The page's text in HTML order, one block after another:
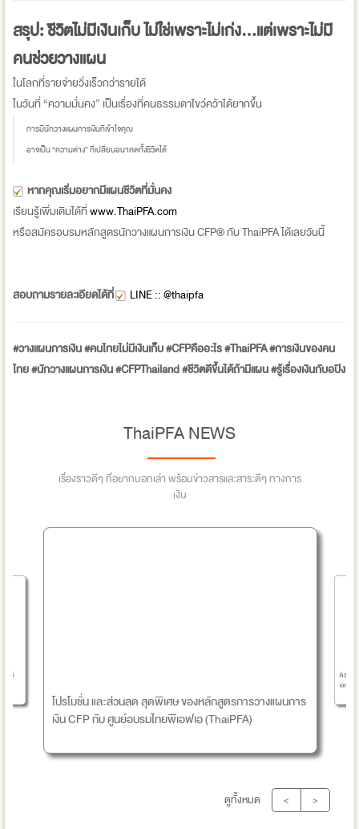
สรุป: ชีวิตไม่มีเงินเก็บ ไม่ใช่เพราะไม่เก่ง…แต่เพราะไม่มี
คนช่วยวางแผน
ในโลกที่รายจ่ายวิ่งเร็วกว่ารายได้
ในวันที่ “ความมั่นคง” เป็นเรื่องที่คนธรรมดาไขว่คว้าได้ยากขึ้น
การมีนักวางแผนการเงินที่เข้าใจคุณ
อาจเป็น “ความต่าง” ที่เปลี่ยนอนาคตทั้งชีวิตได้
หากคุณเริ่มอยากมีแผนชีวิตที่มั่นคง
เรียนรู้เพิ่มเติมได้ที่www.ThaiPFA.com
หรือสมัครอบรมหลักสูตรนักวางแผนการเงิน CFP® กับ ThaiPFA ได้เลยวันนี้
สอบถามรายละเอียดได้ที่ LINE :: @thaipfa
#วางแผนการเงิน #คนไทยไม่มีเงินเก็บ #CFPคืออะไร #ThaiPFA #การเงินของคน
ไทย #นักวางแผนการเงิน #CFPThailand #ชีวิตดีขึ้นได้ถ้ามีแผน #รู้เรื่องเงินกับอปิง
ThaiPFA NEWS
เรื่องราวดีๆ ที่อยากบอกเล่า พร้อมข่าวสารและสาระดีๆ ทางการ
เงิน
ยได้
โปรโมชั่น และส่วนลด สุดพิเศษ ของหลักสูตรการวางแผนการ
เงิน CFP กับ ศูนย์อบรมไทยพีเอฟเอ (ThaiPFA)
ติวสอบ
เอก โ
ดูทั้งหมด < >